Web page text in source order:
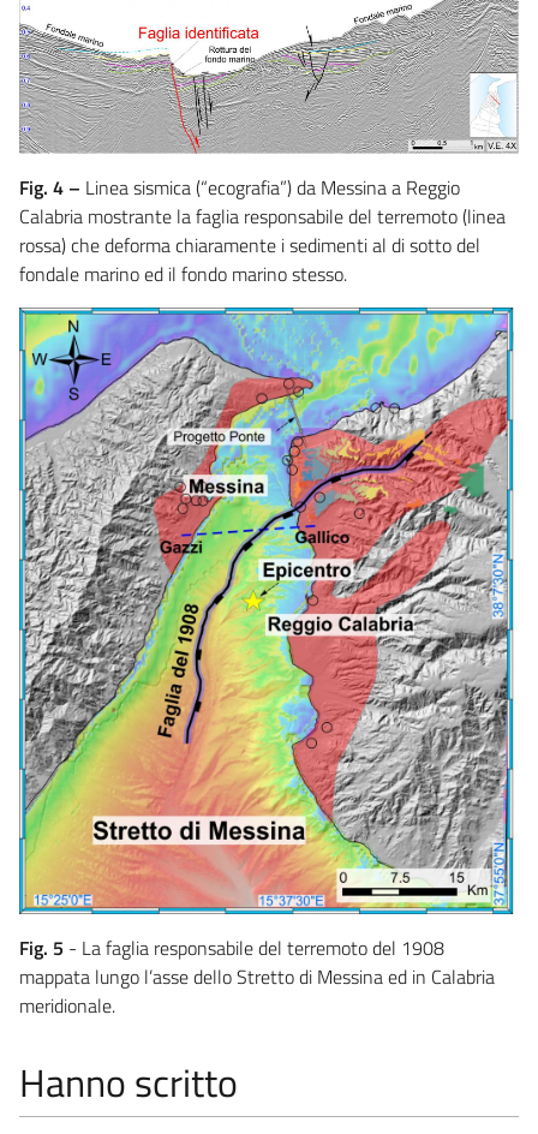
Fig. 4 – Linea sismica (“ecografia”) da Messina a Reggio
Calabria mostrante la faglia responsabile del terremoto (linea
rossa) che deforma chiaramente i sedimenti al di sotto del
fondale marino ed il fondo marino stesso.
Fig. 5 - La faglia responsabile del terremoto del 1908
mappata lungo l’asse dello Stretto di Messina ed in Calabria
meridionale.
Hanno scritto